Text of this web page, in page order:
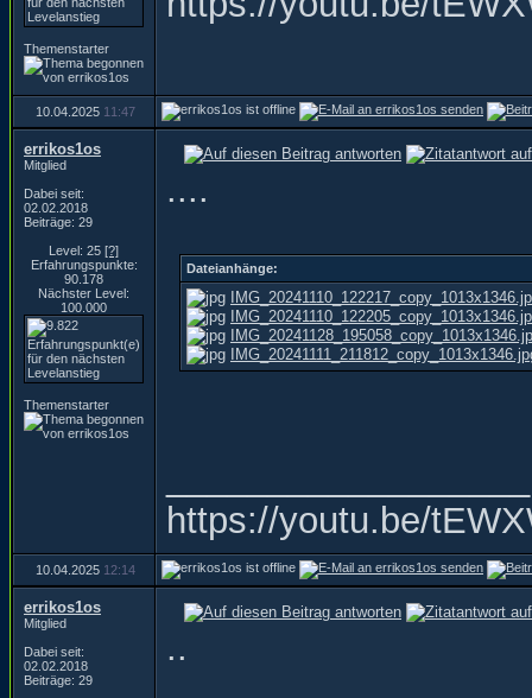
Themenstarter
10.04.2025 11:47
errikos1os
Mitglied
Dabei seit:
02.02.2018
Beiträge: 29
Level: 25 [?]
Erfahrungspunkte:
90.178
Nächster Level:
100.000
Themenstarter
....
Dateianhänge:
https://youtu.be/
10.04.2025 12:14
errikos1os
Mitglied
Dabei seit:
02.02.2018
Beiträge: 29
..